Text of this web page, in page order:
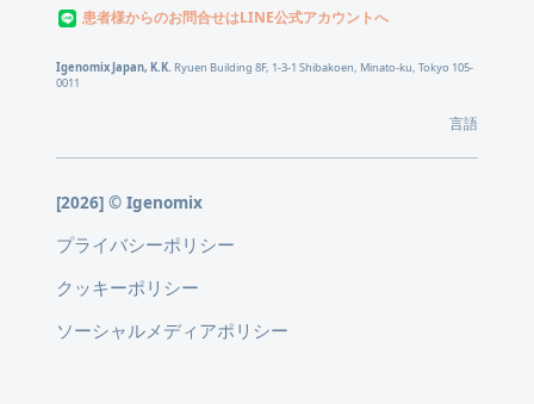
患者様からのお問合せはLINE公式アカウントへ
Igenomix Japan, K.K. Ryuen Building 8F, 1-3-1 Shibakoen, Minato-ku, Tokyo 105-
0011
言語
[2026] © Igenomix
プライバシーポリシー
クッキーポリシー
ソーシャルメディアポリシー